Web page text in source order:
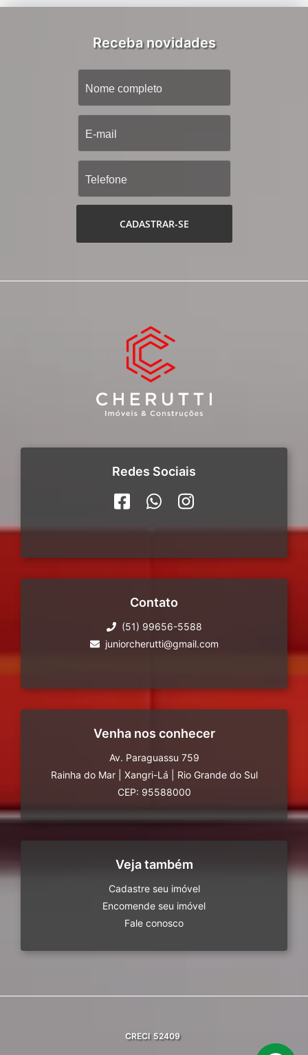
Receba novidades
CADASTRAR-SE
Redes Sociais
Contato
(51) 99656-5588
juniorcherutti@gmail.com
Venha nos conhecer
Av. Paraguassu 759
Rainha do Mar
Xangri-Lá
Rio Grande do Sul
CEP: 95588000
Veja também
Cadastre seu imóvel
Encomende seu imóvel
Fale conosco
CRECI 52409